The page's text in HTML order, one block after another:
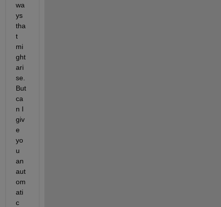
wa
ys
tha
t
mi
ght
ari
se.
But
ca
n I
giv
e
yo
u
an
aut
om
ati
c